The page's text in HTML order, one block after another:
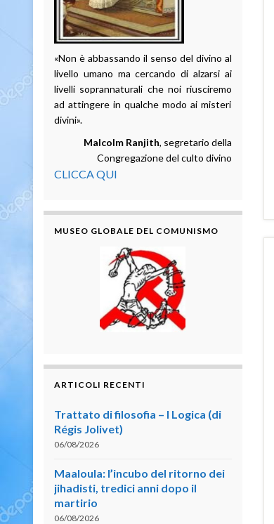
«Non è abbassando il senso del divino al
livello umano ma cercando di alzarsi ai
livelli soprannaturali che noi riusciremo
ad attingere in qualche modo ai misteri
divini».
Malcolm Ranjith, segretario della
Congregazione del culto divino
CLICCA QUI
MUSEO GLOBALE DEL COMUNISMO
ARTICOLI RECENTI
Trattato di filosofia – I Logica (di
Régis Jolivet)
06/08/2026
Maaloula: l’incubo del ritorno dei
jihadisti, tredici anni dopo il
martirio
06/08/2026